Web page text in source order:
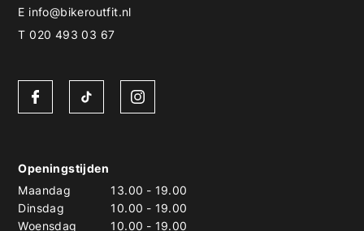
E info@bikeroutfit.nl
T 020 493 03 67
Openingstijden
Maandag
13.00 - 19.00
Dinsdag
10.00 - 19.00
Woensdag
10.00 - 19.00